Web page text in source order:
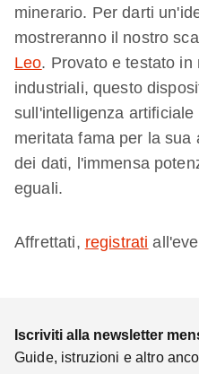
minerario. Per darti
mostreranno il nostro
Leo. Provato e testato in
industriali, questo
sull'intelligenza
meritata fama per la sua
dei dati, l'immensa
eguali.
Affrettati, registrati
Iscriviti alla newsletter
Guide, istruzioni e altro